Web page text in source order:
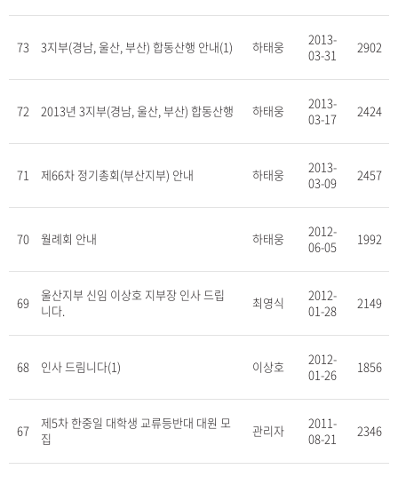
73 3지부(경남, 울산, 부산) 합동산행 안내(1) 하태웅
2013-
03-31
2902
72 2013년 3지부(경남, 울산, 부산) 합동산행 하태웅
2013-
03-17
2424
71 제66차 정기총회(부산지부) 안내 하태웅
2013-
03-09
2457
70 월례회 안내 하태웅
2012-
06-05
1992
69
울산지부 신임 이상호 지부장 인사 드립
니다.
최영식
2012-
01-28
2149
68 인사 드림니다(1) 이상호
2012-
01-26
1856
67
제5차 한중일 대학생 교류등반대 대원 모
집
관리자
2011-
08-21
2346